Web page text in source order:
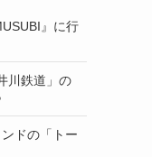
』に行
川鉄道」の
ドの「トー